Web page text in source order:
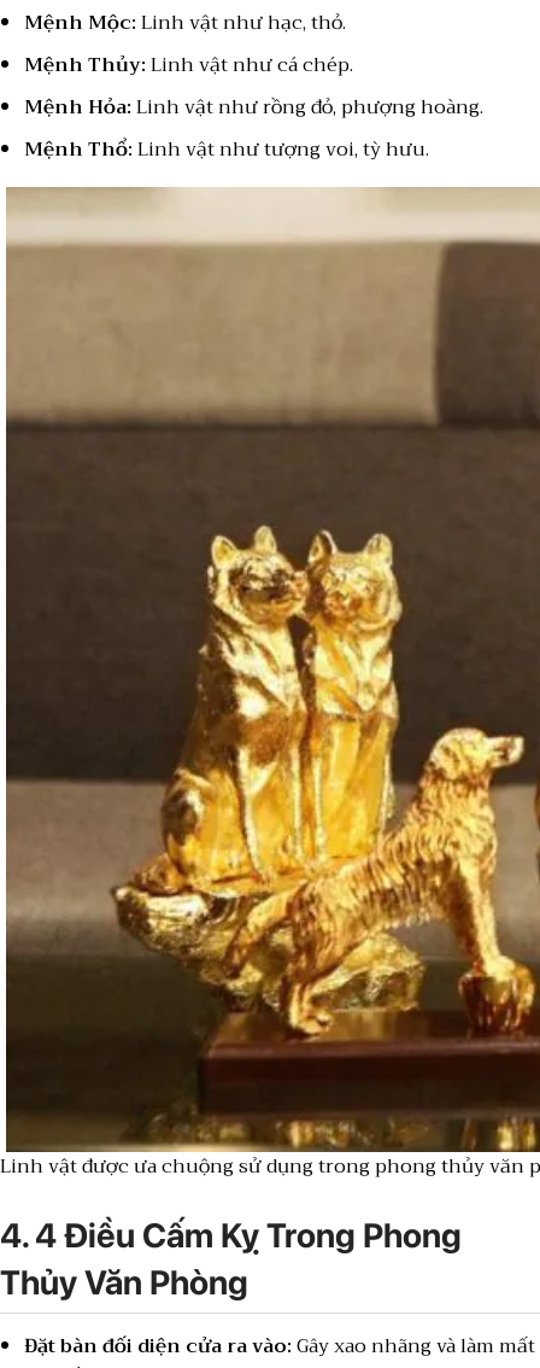
Mệnh Mộc:Linh vật như hạc, thỏ.
Mệnh Thủy:Linh vật như cá chép.
Mệnh Hỏa:Linh vật như rồng đỏ, phượng hoàng.
Mệnh Thổ:Linh vật như tượng voi, tỳ hưu.
Linh vật được ưa chuộng sử dụng trong phong thủy văn
4. 4 Điều Cấm Kỵ Trong Phong
Thủy Văn Phòng
Đặt bàn đối diện cửa ra vào:Gây xao nhãng và làm mất